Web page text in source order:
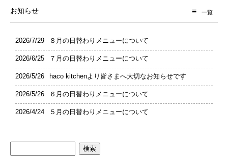
お知らせ 一覧
2026/7/29 ８月の日替わりメニューについて
2026/6/25 ７月の日替わりメニューについて
2026/5/26 haco kitchenより皆さまへ大切なお知らせです
2026/5/26 ６月の日替わりメニューについて
2026/4/24 ５月の日替わりメニューについて
索: